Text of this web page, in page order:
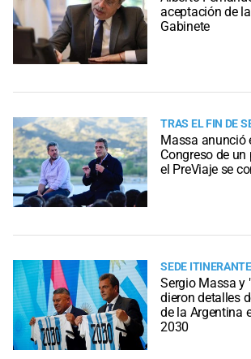
aceptación de
Gabinete
TRAS EL FIN DE
Massa anunció
Congreso de
el PreViaje se
SEDE ITINERANTE
Sergio Massa y
dieron detalles
de la Argentina
2030